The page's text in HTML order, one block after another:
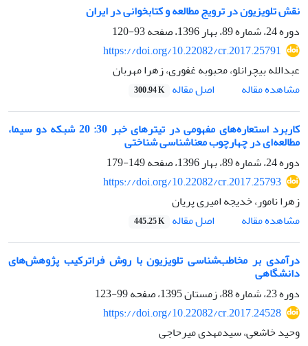
نقش تلویزیون در ترویج مطالعه و کتابخوانی در ایران
دوره 24، شماره 89، بهار 1396، صفحه
93-120
https://doi.org/10.22082/cr.2017.25791
عبدالله بیچرانلو، محبوبه غفوری، زهرا مهربان
مشاهده مقاله
اصل مقاله 300.94 K
کاربرد استعاره‌های مفهومی در تیترهای خبر 30: 20 شبکه دو سیما،
مطالعه‌ای در چهارچوب معناشناسی شناختی
دوره 24، شماره 89، بهار 1396، صفحه
149-179
https://doi.org/10.22082/cr.2017.25793
زهرا نامور، خدیجه امیری پریان
مشاهده مقاله
اصل مقاله 445.25 K
درآمدی بر مخاطب‌شناسی تلویزیون با روش فراترکیب پژوهش‌های
دانشگاهی
دوره 23، شماره 88، زمستان 1395، صفحه
99-123
https://doi.org/10.22082/cr.2017.24528
وحید خاشعی، سیدمهدی میرحاجی